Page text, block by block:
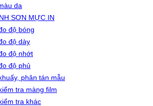
da
SƠN MỰC IN
độ bóng
độ dày
độ nhớt
độ phủ
phân tán mẫu
tra màng film
tra khác